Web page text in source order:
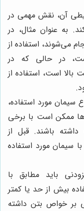
آن، نقش مهمی در
به عنوان مثال، در
می‌شوند، استفاده از
در حالی که در
بالا است، استفاده از
سیمان مورد استفاده،
ممکن است با برخی
باشند. قبل از
سیمان مورد استفاده
باید مطابق با
بیش از حد یا کمتر
بر خواص بتن داشته